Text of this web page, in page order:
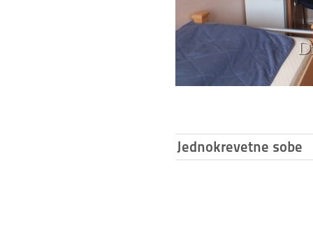
Jednokrevetne sobe